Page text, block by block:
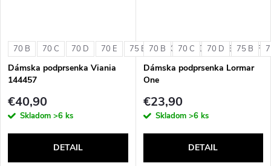
70 B 70 C 70 D 70 E 75 B 75 C 75 D 75 E 75 F
Dámska podprsenka Viania
144457
€40,90
Skladom >6 ks
DETAIL
70 B 70 C 70 D 75 B
Dámska podprsenka Lormar
One
€23,90
Skladom >6 ks
DETAIL